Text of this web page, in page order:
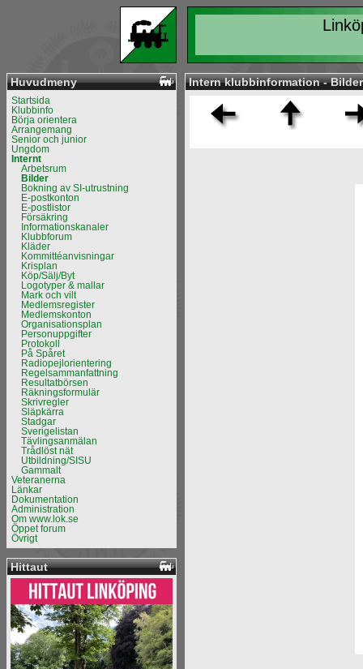
Huvudmeny
Startsida
Klubbinfo
Börja orientera
Arrangemang
Senior och junior
Ungdom
Internt
Arbetsrum
Bilder
Bokning av SI-utrustning
E-postkonton
E-postlistor
Försäkring
Informationskanaler
Klubbforum
Kläder
Kommittéanvisningar
Krisplan
Köp/Sälj/Byt
Logotyper & mallar
Mark och vilt
Medlemsregister
Medlemskonton
Organisationsplan
Personuppgifter
Protokoll
På Spåret
Radiopejlorientering
Regelsammanfattning
Resultatbörsen
Räkningsformulär
Skrivregler
Släpkärra
Stadgar
Sverigelistan
Tävlingsanmälan
Trådlöst nät
Utbildning/SISU
Gammalt
Veteranerna
Länkar
Dokumentation
Administration
Om www.lok.se
Öppet forum
Övrigt
Hittaut
Intern klubbinformation - Bilder